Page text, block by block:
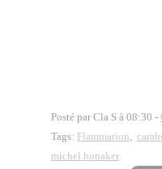
Posté par Cla S à 08:30 -
Tags: Flammarion,
michel honaker